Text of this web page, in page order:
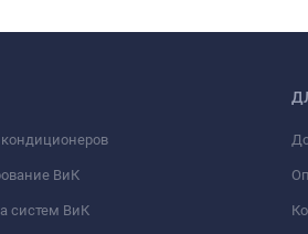
ВиК
систем ВиК